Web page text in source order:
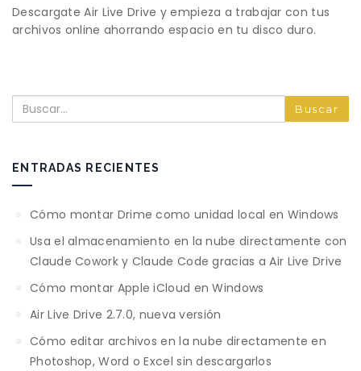
Descargate Air Live Drive y empieza a trabajar con tus
archivos online ahorrando espacio en tu disco duro.
Buscar
ENTRADAS RECIENTES
Cómo montar Drime como unidad local en Windows
Usa el almacenamiento en la nube directamente con
Claude Cowork y Claude Code gracias a Air Live Drive
Cómo montar Apple iCloud en Windows
Air Live Drive 2.7.0, nueva versión
Cómo editar archivos en la nube directamente en
Photoshop, Word o Excel sin descargarlos